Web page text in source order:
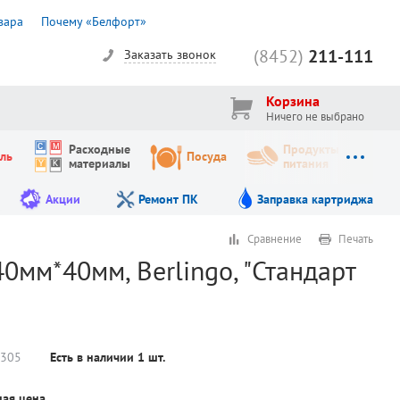
Почему «Белфорт»
(8452) 211-111
Заказать звонок
Корзина
Ничего не выбрано
Расходные
материалы
Посуда
Продукты
питания
Акции Ремонт ПК Заправка картриджа
Berlingo, "Стандарт
Сравнение Печать
Есть в наличии 1 шт.